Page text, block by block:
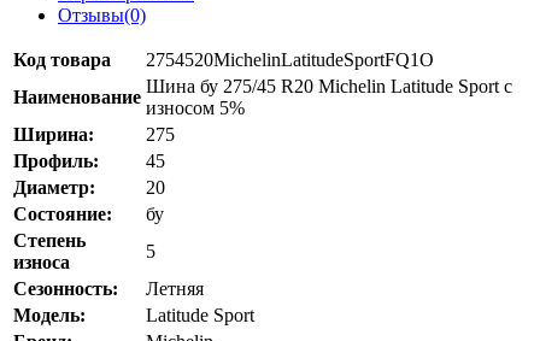
Отзывы(0)
Код товара
2754520MichelinLatitudeSportFQ1O
Наименование
Шина бу 275/45 R20 Michelin Latitude Sport с
износом 5%
Ширина:
275
Профиль:
45
Диаметр:
20
Состояние:
бу
Степень
износа
5
Сезонность:
Летняя
Модель:
Latitude Sport